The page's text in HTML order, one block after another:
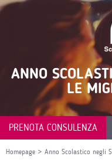
ANNO
LE
PRENOTA CONSULENZA
Homepage > Anno Scolastico negli